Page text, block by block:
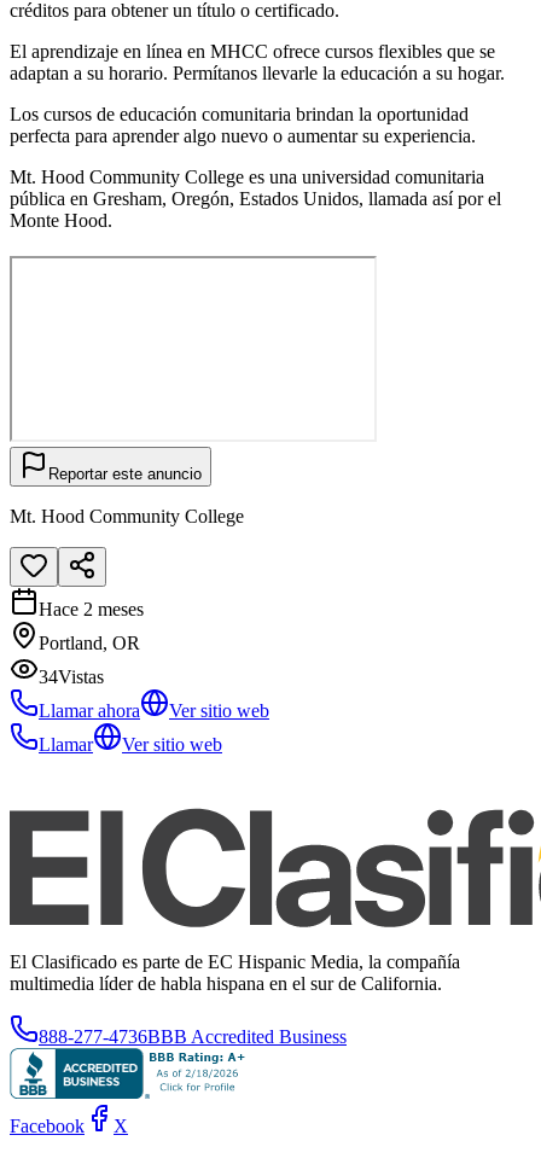
créditos para obtener un título o certificado.
El aprendizaje en línea en MHCC ofrece cursos flexibles que se
adaptan a su horario. Permítanos llevarle la educación a su hogar.
Los cursos de educación comunitaria brindan la oportunidad
perfecta para aprender algo nuevo o aumentar su experiencia.
Mt. Hood Community College es una universidad comunitaria
pública en Gresham, Oregón, Estados Unidos, llamada así por el
Monte Hood.
Reportar este anuncio
Mt. Hood Community College
Hace 2 meses
Portland, OR
34Vistas
Llamar ahora
Ver sitio web
Llamar
Ver sitio web
El Clasificado es parte de EC Hispanic Media, la compañía
multimedia líder de habla hispana en el sur de California.
888-277-4736BBB Accredited Business
Facebook X